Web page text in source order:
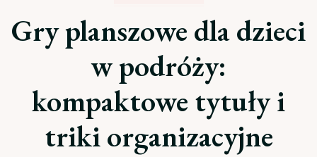
Gry planszowe dla dzieci
w podróży:
kompaktowe tytuły i
triki organizacyjne